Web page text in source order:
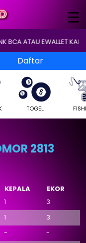
☰
×
ATAU EWALLET KAMI
TOGEL
2813
KEPALA
EKOR
1
3
1
3
-
-